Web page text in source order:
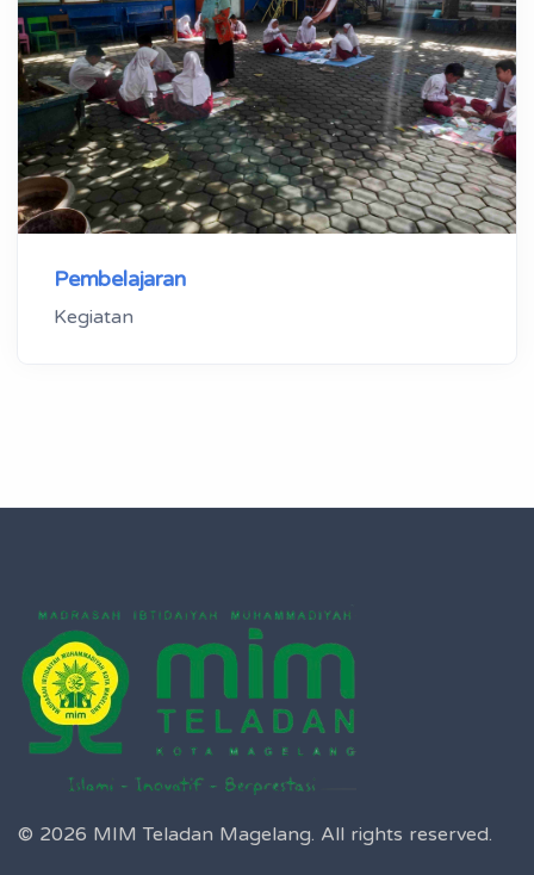
Pembelajaran
Kegiatan
© 2026 MIM Teladan Magelang. All rights reserved.